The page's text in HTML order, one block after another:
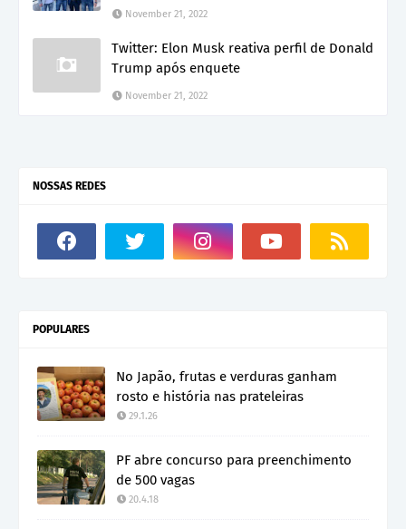
November 21, 2022
Twitter: Elon Musk reativa perfil de Donald
Trump após enquete
November 21, 2022
NOSSAS REDES
POPULARES
No Japão, frutas e verduras ganham
rosto e história nas prateleiras
29.1.26
PF abre concurso para preenchimento
de 500 vagas
20.4.18